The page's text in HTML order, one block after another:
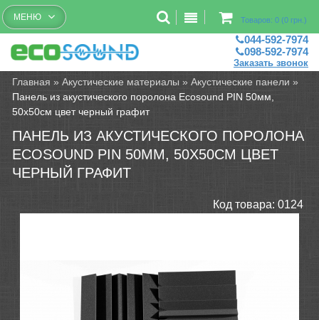
Бесплатный рассчет помещений
Товаров: 0 (0 грн.)
МЕНЮ
044-592-7974
098-592-7974
Заказать звонок
Главная »Акустические материалы »Акустические панели »
Панель из акустического поролона Ecosound PIN 50мм,
50х50см цвет черный графит
ПАНЕЛЬ ИЗ АКУСТИЧЕСКОГО ПОРОЛОНА
ECOSOUND PIN 50ММ, 50Х50СМ ЦВЕТ
ЧЕРНЫЙ ГРАФИТ
Код товара: 0124